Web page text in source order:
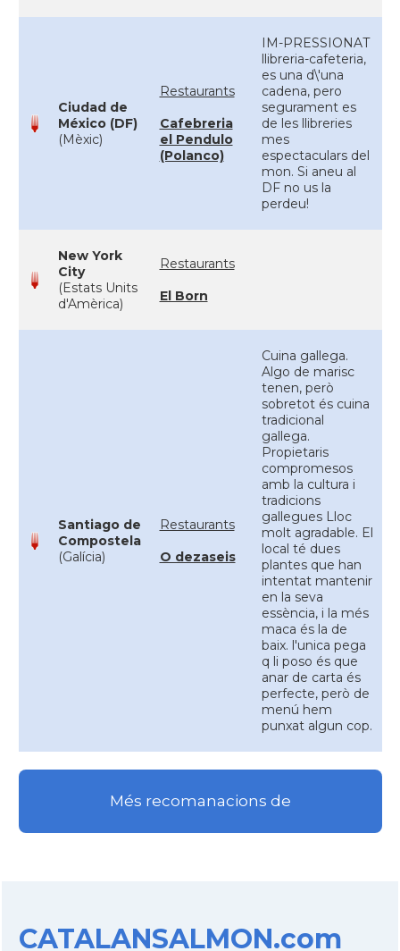
Ciudad de
México (DF)
(Mèxic)
Restaurants
Cafebreria
el Pendulo
(Polanco)
IM-PRESSIONAT
llibreria-cafeteria,
es una d\'una
cadena, pero
segurament es
de les llibreries
mes
espectaculars del
mon. Si aneu al
DF no us la
perdeu!
New York
City
(Estats Units
d'Amèrica)
Restaurants
El Born
Santiago de
Compostela
(Galícia)
Restaurants
O dezaseis
Cuina gallega.
Algo de marisc
tenen, però
sobretot és cuina
tradicional
gallega.
Propietaris
compromesos
amb la cultura i
tradicions
gallegues Lloc
molt agradable. El
local té dues
plantes que han
intentat mantenir
en la seva
essència, i la més
maca és la de
baix. l'unica pega
q li poso és que
anar de carta és
perfecte, però de
menú hem
punxat algun cop.
Més recomanacions de
CATALANSALMON.com